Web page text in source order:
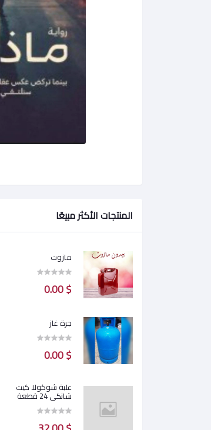
المنتجات الأكثر مبيعًا
مازوت
$ 0.00
جرة غاز
$ 0.00
علبة شوكولا كيت
شانكي 24 قطعة